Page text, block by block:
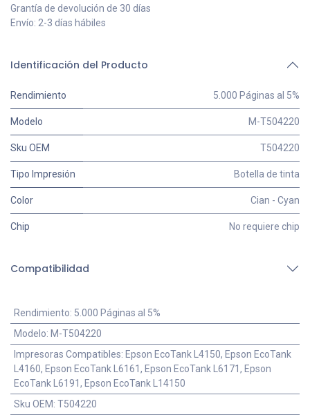
Grantía de devolución de 30 días
Envío: 2-3 días hábiles
Identificación del Producto
Rendimiento 5.000 Páginas al 5%
Modelo M-T504220
Sku OEM T504220
Tipo Impresión Botella de tinta
Color Cian - Cyan
Chip No requiere chip
Compatibilidad
Rendimiento: 5.000 Páginas al 5%
Modelo: M-T504220
Impresoras Compatibles: Epson EcoTank L4150, Epson EcoTank
L4160, Epson EcoTank L6161, Epson EcoTank L6171, Epson
EcoTank L6191, Epson EcoTank L14150
Sku OEM: T504220